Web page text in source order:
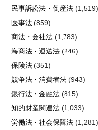
民事訴訟法・倒産法(1,519)
医事法(859)
商法・会社法(1,783)
海商法・運送法(246)
保険法(351)
競争法・消費者法(943)
銀行法・金融法(815)
知的財産関連法(1,033)
労働法・社会保障法(1,281)